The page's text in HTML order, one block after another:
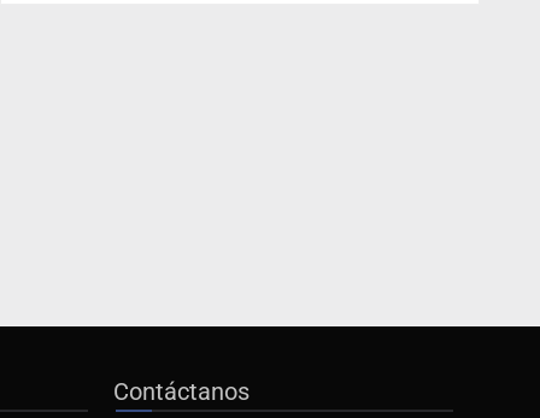
Contáctanos